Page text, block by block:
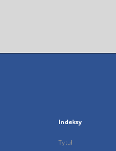
Indeksy
Tytuł